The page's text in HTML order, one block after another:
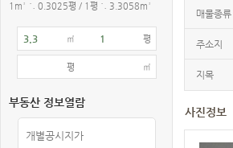
1m² ≒ 0.3025평 / 1평 ≒ 3.3058m²
㎡ 평
평 ㎡
부동산 정보열람
개별공시지가
매물종류
주소지
지목
사진정보